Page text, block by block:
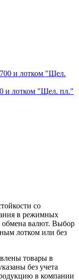
и лотком "Щел. пл."
со
в режимных
обмена валют. Выбор
лотком или без
товары в
без учета
в компании